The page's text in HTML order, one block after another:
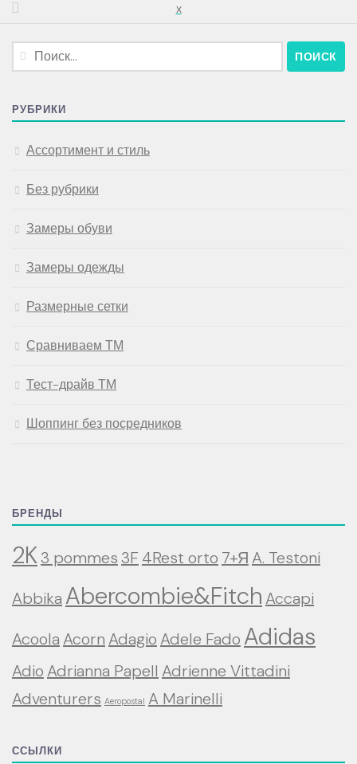
x
Найти:
РУБРИКИ
Ассортимент и стиль
Без рубрики
Замеры обуви
Замеры одежды
Размерные сетки
Сравниваем ТМ
Тест-драйв ТМ
Шоппинг без посредников
БРЕНДЫ
2K3 pommes3F 4Rest orto 7+Я A. Testoni
Abbika Abercombie&Fitch Accapi
Acoola Acorn Adagio Adele Fado Adidas
Adio Adrianna Papell Adrienne Vittadini
Adventurers Aeropostal A Marinelli
ССЫЛКИ